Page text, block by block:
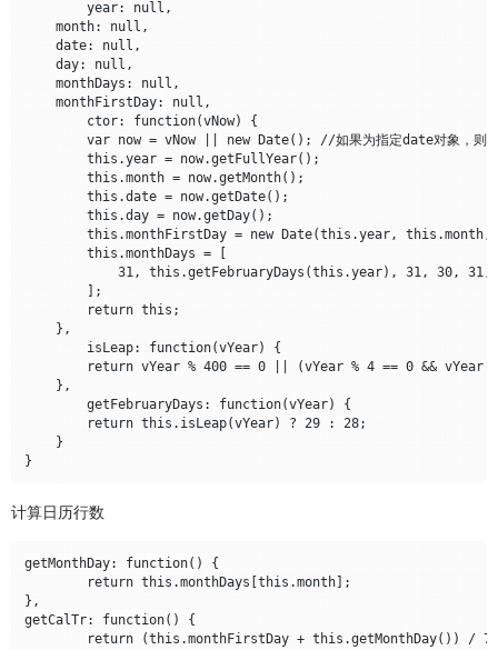
    month: null,
    date: null,
    day: null,
    monthDays: null,
    monthFirstDay: null,
var now = vNow || new Date(); //如果为指定date对象，则为
        this.year = now.getFullYear();
        this.month = now.getMonth();
        this.date = now.getDate();
        this.day = now.getDay();
this.monthFirstDay = new Date(this.year, this.month,
        this.monthDays = [
31, this.getFebruaryDays(this.year), 31, 30,
        ];
        return this;
    },
return vYear % 400 == 0 || (vYear % 4 == 0 && vYear
    },
        return this.isLeap(vYear) ? 29 : 28;
    }
计算日历行数
getMonthDay: function() {
},
getCalTr: function() {